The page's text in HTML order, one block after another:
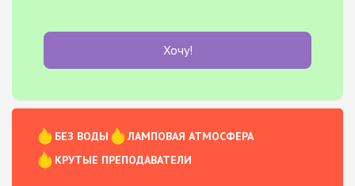
Хочу!
БЕЗ ВОДЫ
ЛАМПОВАЯ АТМОСФЕРА
КРУТЫЕ ПРЕПОДАВАТЕЛИ